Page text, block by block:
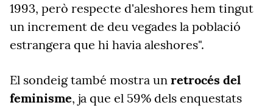
1993, però respecte d'aleshores hem tingut
un increment de deu vegades la població
estrangera que hi havia aleshores".
El sondeig també mostra un retrocés del
feminisme, ja que el 59% dels enquestats